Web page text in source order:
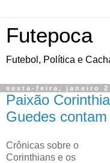
Futepoca
Futebol, Política e
sexta-feira, janeiro
Paixão
Guedes
Crônicas sobre o
Corinthians e os